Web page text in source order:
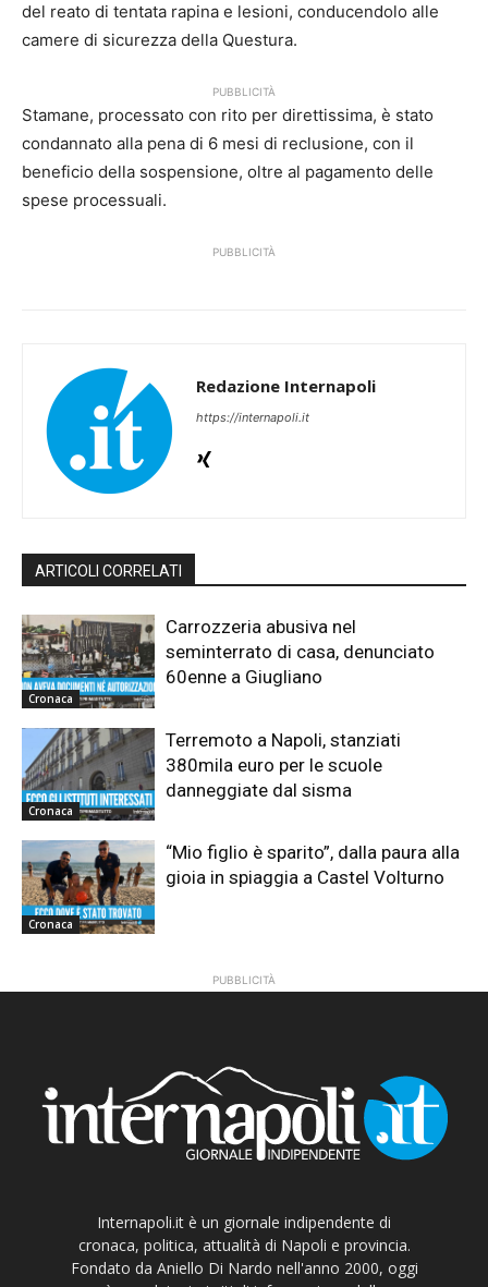
del reato di tentata rapina e lesioni, conducendolo alle
camere di sicurezza della Questura.
PUBBLICITÀ
Stamane, processato con rito per direttissima, è stato
condannato alla pena di 6 mesi di reclusione, con il
beneficio della sospensione, oltre al pagamento delle
spese processuali.
PUBBLICITÀ
Redazione Internapoli
https://internapoli.it
ARTICOLI CORRELATI
Cronaca
Carrozzeria abusiva nel
seminterrato di casa, denunciato
60enne a Giugliano
Cronaca
Terremoto a Napoli, stanziati
380mila euro per le scuole
danneggiate dal sisma
Cronaca
“Mio figlio è sparito”, dalla paura alla
gioia in spiaggia a Castel Volturno
PUBBLICITÀ
Internapoli.it è un giornale indipendente di
cronaca, politica, attualità di Napoli e provincia.
Fondato da Aniello Di Nardo nell'anno 2000, oggi